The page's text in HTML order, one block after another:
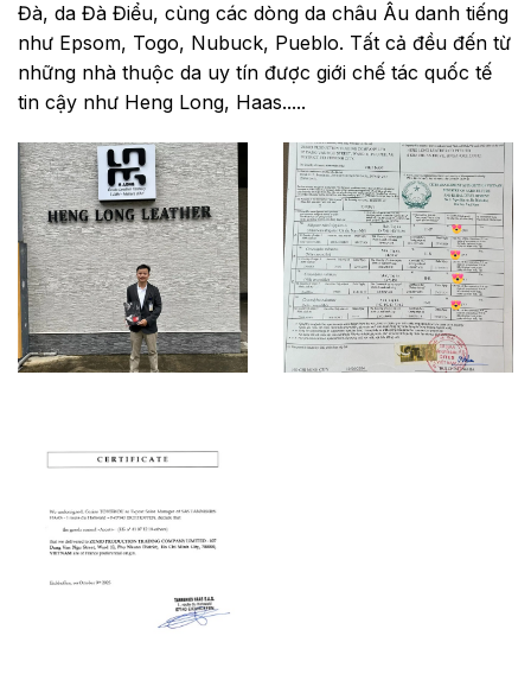
Đà, da Đà Điểu, cùng các dòng da châu Âu danh tiếng
như Epsom, Togo, Nubuck, Pueblo. Tất cả đều đến từ
những nhà thuộc da uy tín được giới chế tác quốc tế
tin cậy như Heng Long, Haas.....